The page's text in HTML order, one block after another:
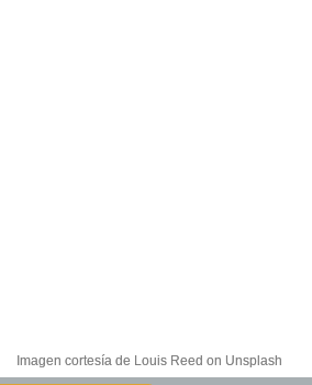
Imagen cortesía de Louis Reed on Unsplash